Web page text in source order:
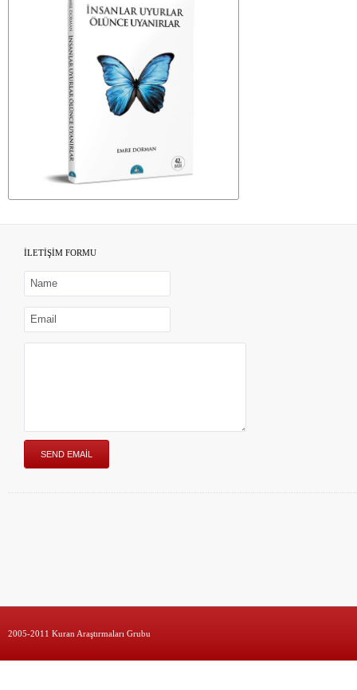
İLETİŞİM FORMU
2005-2011 Kuran Araştırmaları Grubu